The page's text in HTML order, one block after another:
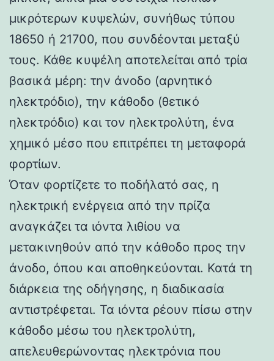
μικρότερων κυψελών, συνήθως τύπου
18650 ή 21700, που συνδέονται μεταξύ
τους. Κάθε κυψέλη αποτελείται από τρία
βασικά μέρη: την άνοδο (αρνητικό
ηλεκτρόδιο), την κάθοδο (θετικό
ηλεκτρόδιο) και τον ηλεκτρολύτη, ένα
χημικό μέσο που επιτρέπει τη μεταφορά
φορτίων.
Όταν φορτίζετε το ποδήλατό σας, η
ηλεκτρική ενέργεια από την πρίζα
αναγκάζει τα ιόντα λιθίου να
μετακινηθούν από την κάθοδο προς την
άνοδο, όπου και αποθηκεύονται. Κατά τη
διάρκεια της οδήγησης, η διαδικασία
αντιστρέφεται. Τα ιόντα ρέουν πίσω στην
κάθοδο μέσω του ηλεκτρολύτη,
απελευθερώνοντας ηλεκτρόνια που